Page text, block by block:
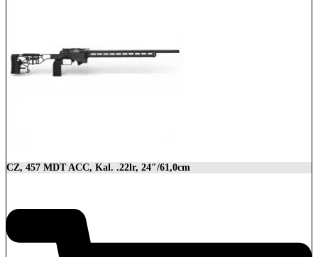
CZ, 457 MDT ACC, Kal. .22lr, 24″/61,0cm